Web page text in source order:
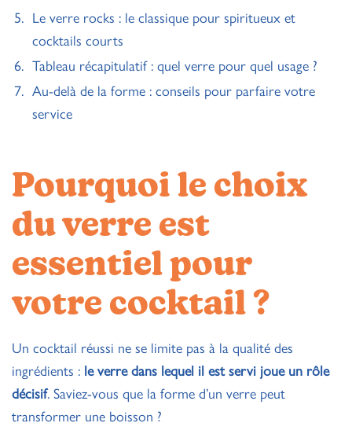
Le verre rocks : le classique pour spiritueux et
cocktails courts
Tableau récapitulatif : quel verre pour quel usage ?
Au-delà de la forme : conseils pour parfaire votre
service
Pourquoi le choix
du verre est
essentiel pour
votre cocktail ?
Un cocktail réussi ne se limite pas à la qualité des
ingrédients : le verre dans lequel il est servi joue un rôle
décisif. Saviez-vous que la forme d’un verre peut
transformer une boisson ?